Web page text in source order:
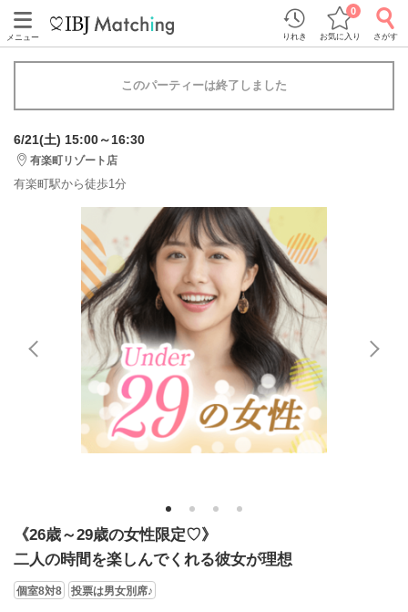
メニュー りれき お気に入り
0
さがす
このパーティーは終了しました
6/21(土) 15:00～16:30
有楽町リゾート店
有楽町駅から徒歩1分
1 2 3 4
《26歳～29歳の女性限定♡》
二人の時間を楽しんでくれる彼女が理想
個室8対8 投票は男女別席♪